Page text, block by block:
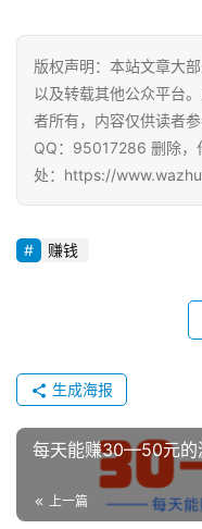
版权声明：本站文章大
以及转载其他公众平台
者所有，内容仅供读者
QQ：95017286 删除，
处：https://
赚钱
生成海报
每天能赚30—50元的
上一篇